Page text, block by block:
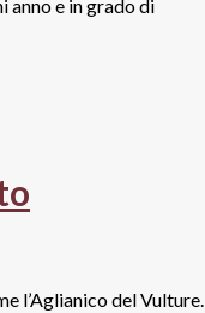
anno e in grado di
l’Aglianico del Vulture.